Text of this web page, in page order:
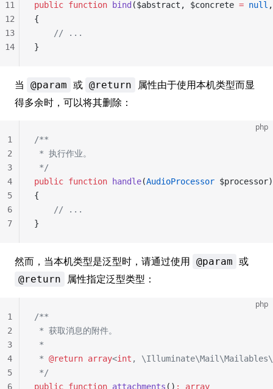
public function bind ($abstract, $concrete = null
{
    // ...
}
11
12
13
14
当 @param 或 @return
属性由于使用本机类型而显
得多余时，可以将其删除：
php
/**
* 执行作业。
*/
public function handle(AudioProcessor $processor)
{
    // ...
}
1
2
3
4
5
6
7
然而，当本机类型是泛型时，请通过使用 @param 或
@return 属性指定泛型类型：
php
/**
* 获取消息的附件。
*
* @return array<int ,
*/
public function attachments () :
array
1
2
3
4
5
6